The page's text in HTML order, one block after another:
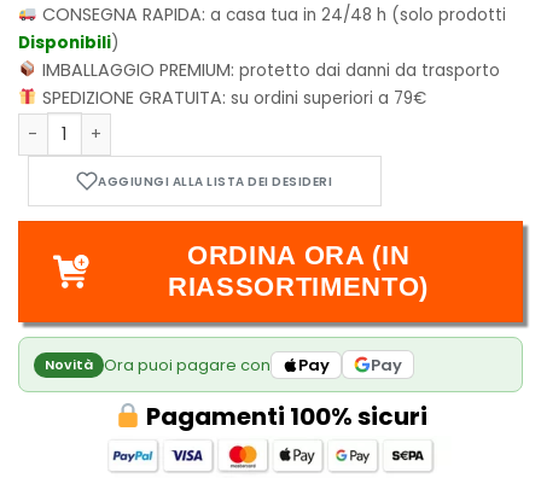
5,20€.4,94€.
CONSEGNA RAPIDA:a casa tua in 24/48 h (solo prodotti
Disponibili)
IMBALLAGGIO PREMIUM:protetto dai danni da trasporto
SPEDIZIONE GRATUITA:su ordini superiori a 79€
The Seven Deadly Sins - Nanatsu No Taizai 11 quantità
ORDINA ORA (IN
RIASSORTIMENTO)
Novità Ora puoi pagare con Pay Pay
Pagamenti 100% sicuri